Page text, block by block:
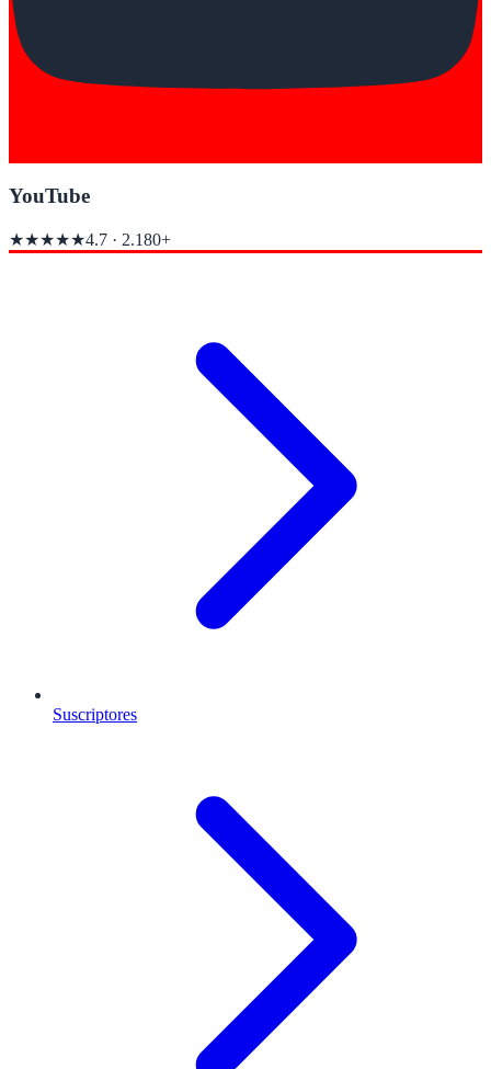
YouTube
★★★★★4.7 · 2.180+
Suscriptores